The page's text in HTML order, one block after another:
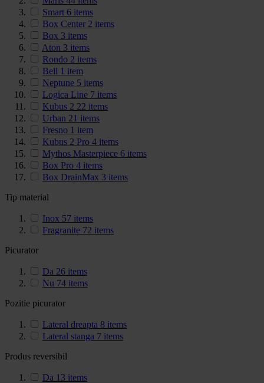
Smart 6 items
Box Center 2 items
Box 3 items
Aton 3 items
Rondo 2 items
Bell 1 item
Neptune 5 items
Logica Line 7 items
Kubus 2 22 items
Urban 21 items
Fresno 1 item
Kubus 2 Pro 4 items
Mythos Masterpiece 6 items
Box Pro 4 items
Box DrainMax 3 items
Tip material
Inox 57 items
Fragranite 72 items
Picurator
Da 26 items
Nu 74 items
Pozitie picurator
Lateral dreapta 8 items
Lateral stanga 7 items
Produs reversibil
Da 13 items